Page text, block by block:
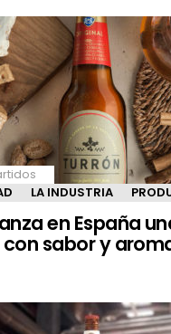
LA INDUSTRIA
en España
sabor y